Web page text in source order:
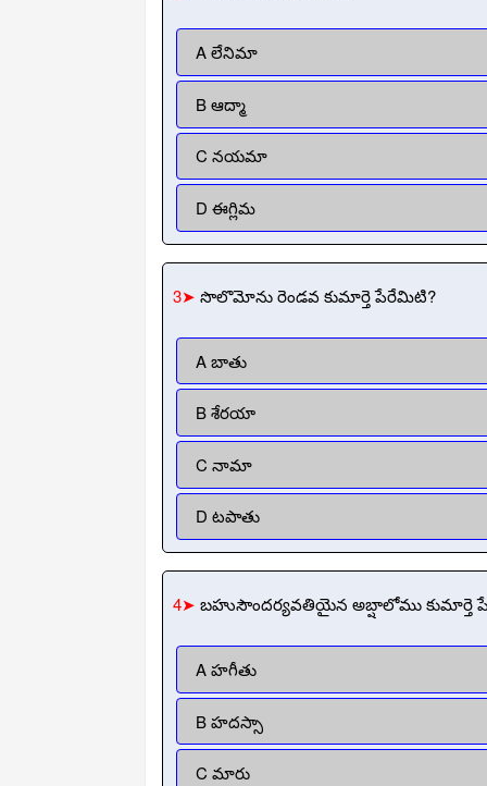
A లేనిమా
B ఆద్మా
C నయమా
D ఈగ్లిమ
3➤ సొలొమోను రెండవ కుమార్తె పేరేమిటి?
A బాతు
B శేరయా
C నామా
D టపాతు
4➤ బహుసౌందర్యవతియైన అబ్షాలోము కుమార్తె
A హగీతు
B హదస్సా
C మారు